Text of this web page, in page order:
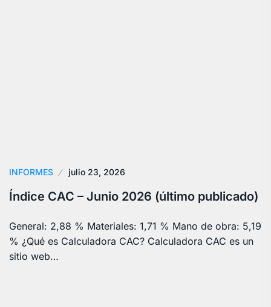
INFORMES julio 23, 2026
Índice CAC – Junio 2026 (último publicado)
General: 2,88 % Materiales: 1,71 % Mano de obra: 5,19
% ¿Qué es Calculadora CAC? Calculadora CAC es un
sitio web…